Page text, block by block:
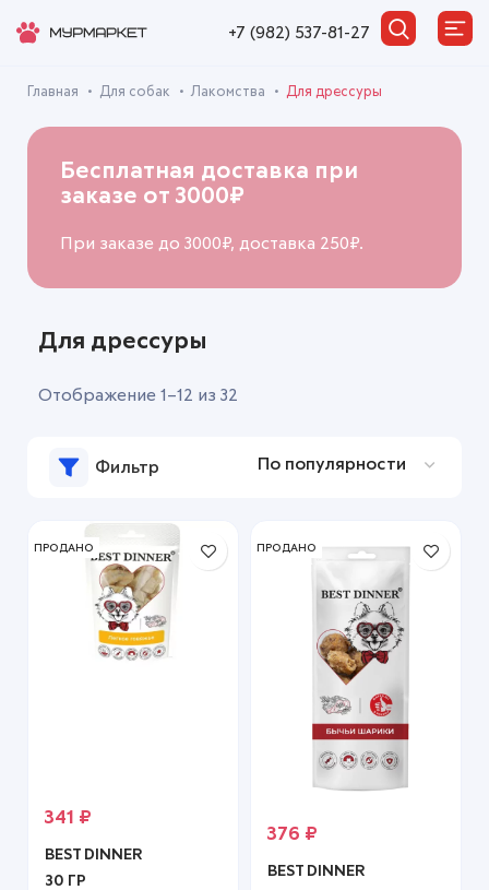
+7 (982) 537-81-27
Главная Для собак Лакомства Для дрессуры
Бесплатная доставка при
заказе от 3000₽
При заказе до 3000₽, доставка 250₽.
Для дрессуры
Отображение 1–12 из 32
Фильтр
ПРОДАНО
341 ₽
BEST DINNER
30 ГР
ПРОДАНО
376 ₽
BEST DINNER